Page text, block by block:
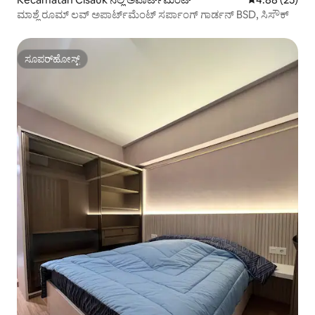
ಮಾಶ್ಲೆ ರೂಮ್ ಲವ್ ಅಪಾರ್ಟ್‌ಮೆಂಟ್ ಸರ್ಪಾಂಗ್ ಗಾರ್ಡನ್ BSD, ಸಿಸೌಕ್
ಸೂಪರ್‌ಹೋಸ್ಟ್
ಸೂಪರ್‌ಹೋಸ್ಟ್